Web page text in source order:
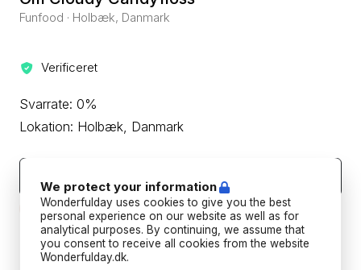
Funfood · Holbæk, Danmark
Verificeret
Svarrate: 0%
Lokation: Holbæk, Danmark
Beskyt din betaling ved aldrig at overføre eller kommunikere
uden for Wonderfulday's hjemmeside eller app.
Forudbetalings- og afbestillingspolitik
We protect your information
Wonderfulday uses cookies to give you the best
personal experience on our website as well as for
analytical purposes. By continuing, we assume that
you consent to receive all cookies from the website
Wonderfulday.dk.